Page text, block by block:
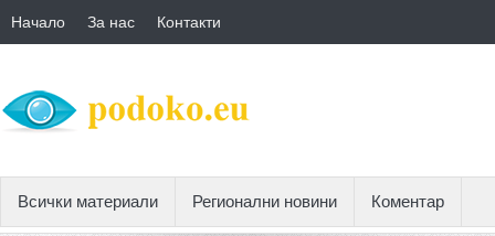
Начало За нас Контакти
Всички материали Регионални новини Коментар